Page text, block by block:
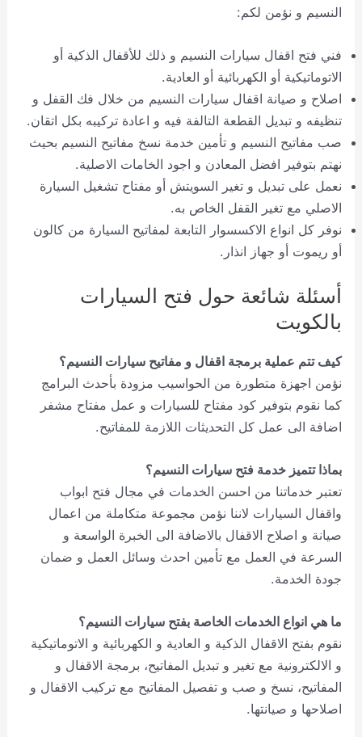
النسيم و نؤمن لكم:
فني فتح اقفال سيارات النسيم و ذلك للأقفال الذكية أو
الاتوماتيكية أو الكهربائية أو العادية.
اصلاح و صيانة اقفال سيارات النسيم من خلال فك القفل و
تنظيفه و تبديل القطعة التالفة فيه و اعادة تركيبه بكل اتقان.
صب مفاتيح النسيم و تأمين خدمة نسخ مفاتيح النسيم بحيث
نهتم بتوفير افضل المعادن و اجود الخامات الاصلية.
نعمل على تبديل و تغير السويتش أو مفتاح تشغيل السيارة
الاصلي مع تغير القفل الخاص به.
نوفر كل انواع الاكسسوار التابعة لمفاتيح السيارة من كالون
أو ريموت أو جهاز انذار.
أسئلة شائعة حول فتح السيارات
بالكويت
كيف تتم عملية برمجة اقفال و مفاتيح سيارات النسيم؟
نؤمن اجهزة متطورة من الحواسيب مزودة بأحدث البرامج
كما نقوم بتوفير كود مفتاح للسيارات و عمل مفتاح مشفر
اضافة الى عمل كل التحديثات اللازمة للمفاتيح.
بماذا تتميز خدمة فتح سيارات النسيم؟
تعتبر خدماتنا من احسن الخدمات في مجال فتح ابواب
واقفال السيارات لاننا نؤمن مجموعة متكاملة من اعمال
صيانة و اصلاح الاقفال بالاضافة الى الخبرة الواسعة و
السرعة في العمل مع تأمين احدث وسائل العمل و ضمان
جودة الخدمة.
ما هي انواع الخدمات الخاصة بفتح سيارات النسيم؟
نقوم بفتح الاقفال الذكية و العادية و الكهربائية و الاتوماتيكية
و الالكترونية مع تغير و تبديل المفاتيح، برمجة الاقفال و
المفاتيح، نسخ و صب و تفصيل المفاتيح مع تركيب الاقفال و
اصلاحها و صيانتها.